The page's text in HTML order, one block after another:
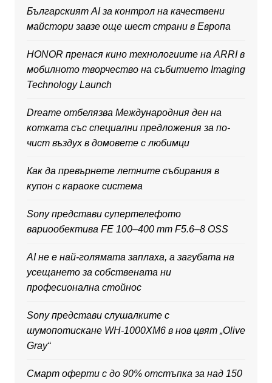
Българският AI за контрол на качествени
майстори завзе още шест страни в Европа
HONOR пренася кино технологиите на ARRI в
мобилното творчество на събитието Imaging
Technology Launch
Dreame отбелязва Международния ден на
котката със специални предложения за по-
чист въздух в домовете с любимци
Как да превърнете летните събирания в
купон с караоке система
Sony представи супертелефото
вариообектива FE 100–400 mm F5.6–8 OSS
AI не е най-голямата заплаха, а загубата на
усещането за собствената ни
професионална стойнос
Sony представи слушалките с
шумопотискане WH-1000XM6 в нов цвят „Olive
Gray“
Смарт оферти с до 90% отстъпка за над 150